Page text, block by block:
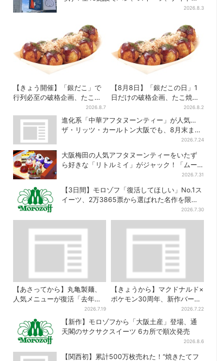
2026.8.3
【きょう開催】「銀だこ」で
行列必至の破格企画、たこ焼
き1舟が88円に「今年こそ…」
2026.8.7
【8月8日】「銀だこの日」1
日だけの破格企画、たこ焼き1
舟が88円に…先着88名限り
2026.8.2
進化系「中華アフタヌーンティー」が人気…
ザ・リッツ・カールトン大阪でも、8月末まで
2026.7.24
大阪梅田の人気アフタヌーンティーをいたず
ら好きな「リトルミイ」がジャック！「ムー
2026.7.31
【3日間】モロゾフ「復活してほしい」No.1ス
イーツ、2万3865票から選ばれた名作を限定
2026.7.30
【あさってから】丸亀製麺、
人気メニューが復活「去年め
っちゃハマった」「待ってた
よ！」「夏の救世主」
2026.7.19
【きょうから】マクドナルド×
ポケモン30周年、新作バーガ
ー5品が登場！朝・夜限定メニ
ューも
2026.7.22
【新作】モロゾフから「大阪土産」登場、通
天閣のサクサクスイーツ 6カ所で順次発売
2026.8.6
【関西初】累計500万枚売れた！“焼きたてフ